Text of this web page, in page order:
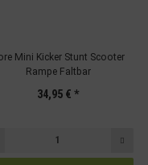
Mini Kicker Stunt Scooter
Rampe Faltbar
34,95 € *